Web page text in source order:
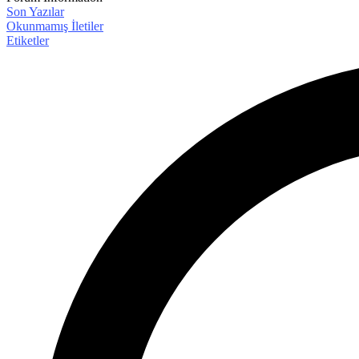
Son Yazılar
Okunmamış İletiler
Etiketler